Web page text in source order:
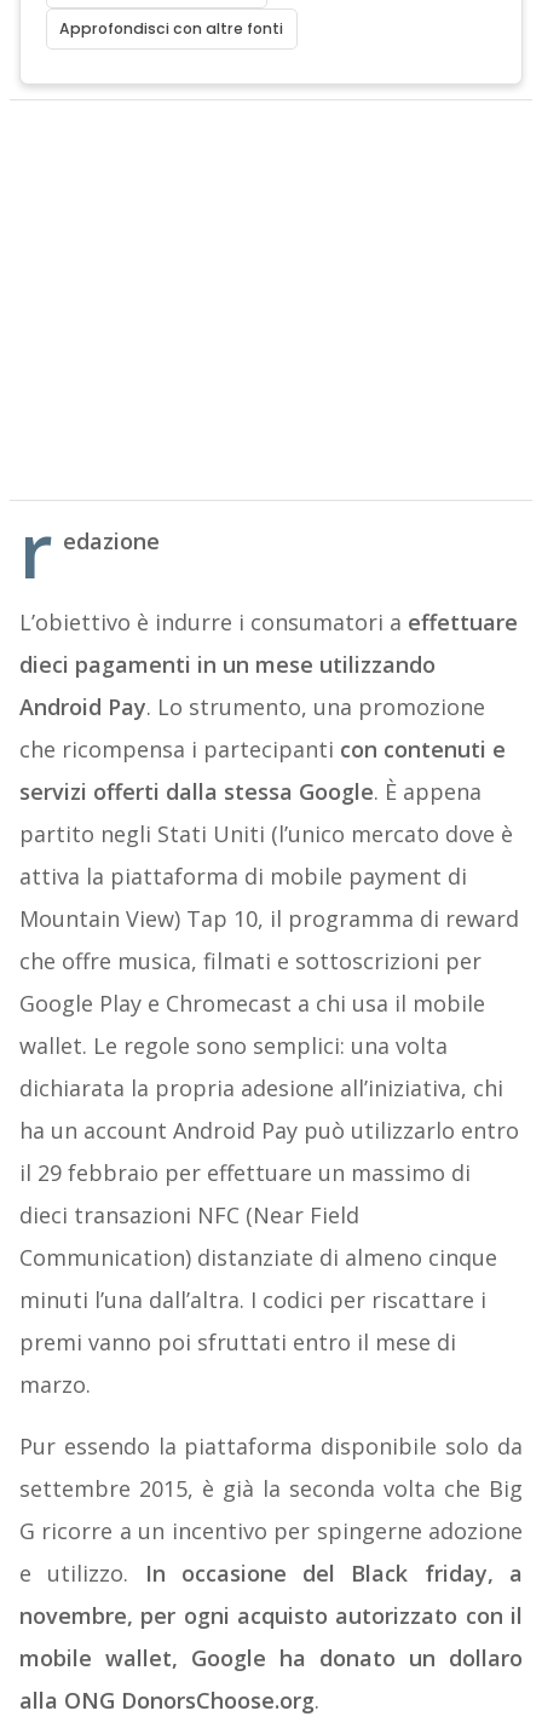
Approfondisci con altre fonti
r edazione
L’obiettivo è indurre i consumatori a effettuare
dieci pagamenti in un mese utilizzando
Android Pay. Lo strumento, una promozione
che ricompensa i partecipanti con contenuti e
servizi offerti dalla stessa Google. È appena
partito negli Stati Uniti (l’unico mercato dove è
attiva la piattaforma di mobile payment di
Mountain View) Tap 10, il programma di reward
che offre musica, filmati e sottoscrizioni per
Google Play e Chromecast a chi usa il mobile
wallet. Le regole sono semplici: una volta
dichiarata la propria adesione all’iniziativa, chi
ha un account Android Pay può utilizzarlo entro
il 29 febbraio per effettuare un massimo di
dieci transazioni NFC (Near Field
Communication) distanziate di almeno cinque
minuti l’una dall’altra. I codici per riscattare i
premi vanno poi sfruttati entro il mese di
marzo.
Pur essendo la piattaforma disponibile solo da
settembre 2015, è già la seconda volta che Big
G ricorre a un incentivo per spingerne adozione
e utilizzo. In occasione del Black friday, a
novembre, per ogni acquisto autorizzato con il
mobile wallet, Google ha donato un dollaro
alla ONG DonorsChoose.org.